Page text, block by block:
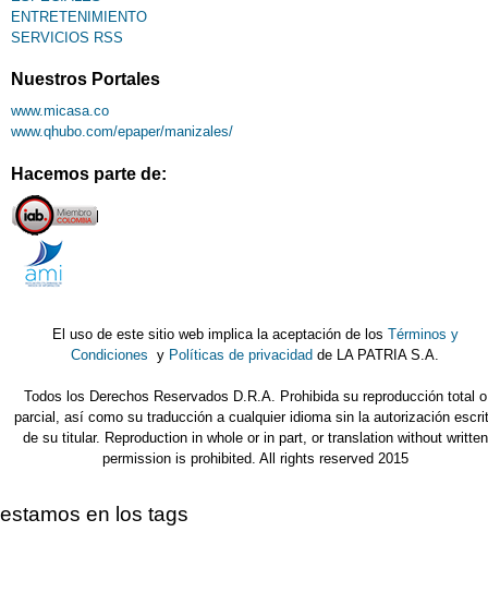
ENTRETENIMIENTO
SERVICIOS RSS
Nuestros Portales
www.micasa.co
www.qhubo.com/epaper/manizales/
Hacemos parte de:
El uso de este sitio web implica la aceptación de los Términos y
Condiciones y Políticas de privacidad de LA PATRIA S.A.
Todos los Derechos Reservados D.R.A. Prohibida su reproducción total o
parcial, así como su traducción a cualquier idioma sin la autorización
de su titular. Reproduction in whole or in part, or translation without written
permission is prohibited. All rights reserved 2015
estamos en los tags